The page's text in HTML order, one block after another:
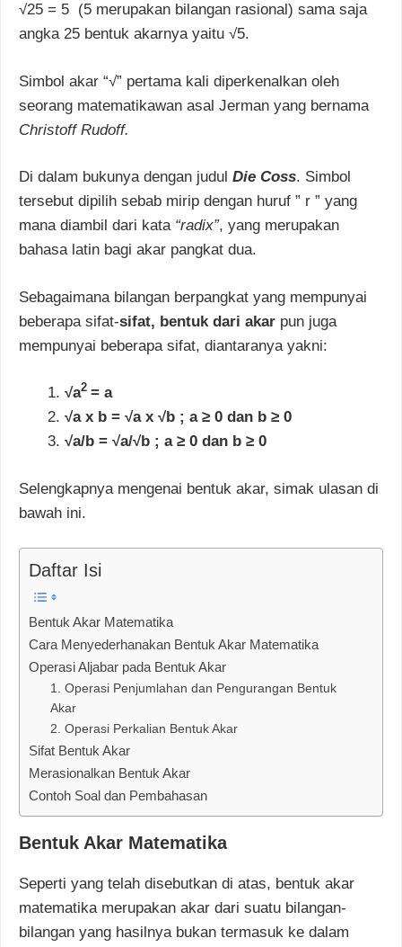
√25 = 5 (5 merupakan bilangan rasional) sama saja
angka 25 bentuk akarnya yaitu √5.
Simbol akar “√” pertama kali diperkenalkan oleh
seorang matematikawan asal Jerman yang bernama
Christoff Rudoff.
Di dalam bukunya dengan judul Die Coss. Simbol
tersebut dipilih sebab mirip dengan huruf ” r ” yang
mana diambil dari kata “radix”, yang merupakan
bahasa latin bagi akar pangkat dua.
Sebagaimana bilangan berpangkat yang mempunyai
beberapa sifat-sifat, bentuk dari akar pun juga
mempunyai beberapa sifat, diantaranya yakni:
√a2 = a
√a x b = √a x √b ; a ≥ 0 dan b ≥ 0
√a/b = √a/√b ; a ≥ 0 dan b ≥ 0
Selengkapnya mengenai bentuk akar, simak ulasan di
bawah ini.
Daftar Isi
Bentuk Akar Matematika
Cara Menyederhanakan Bentuk Akar Matematika
Operasi Aljabar pada Bentuk Akar
1. Operasi Penjumlahan dan Pengurangan Bentuk
Akar
2. Operasi Perkalian Bentuk Akar
Sifat Bentuk Akar
Merasionalkan Bentuk Akar
Contoh Soal dan Pembahasan
Bentuk Akar Matematika
Seperti yang telah disebutkan di atas, bentuk akar
matematika merupakan akar dari suatu bilangan-
bilangan yang hasilnya bukan termasuk ke dalam